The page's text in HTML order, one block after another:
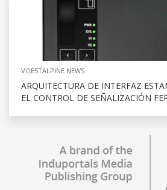
VOESTALPINE NEWS
ARQUITECTURA DE INTERFAZ
EL CONTROL DE SEÑALIZACIÓN